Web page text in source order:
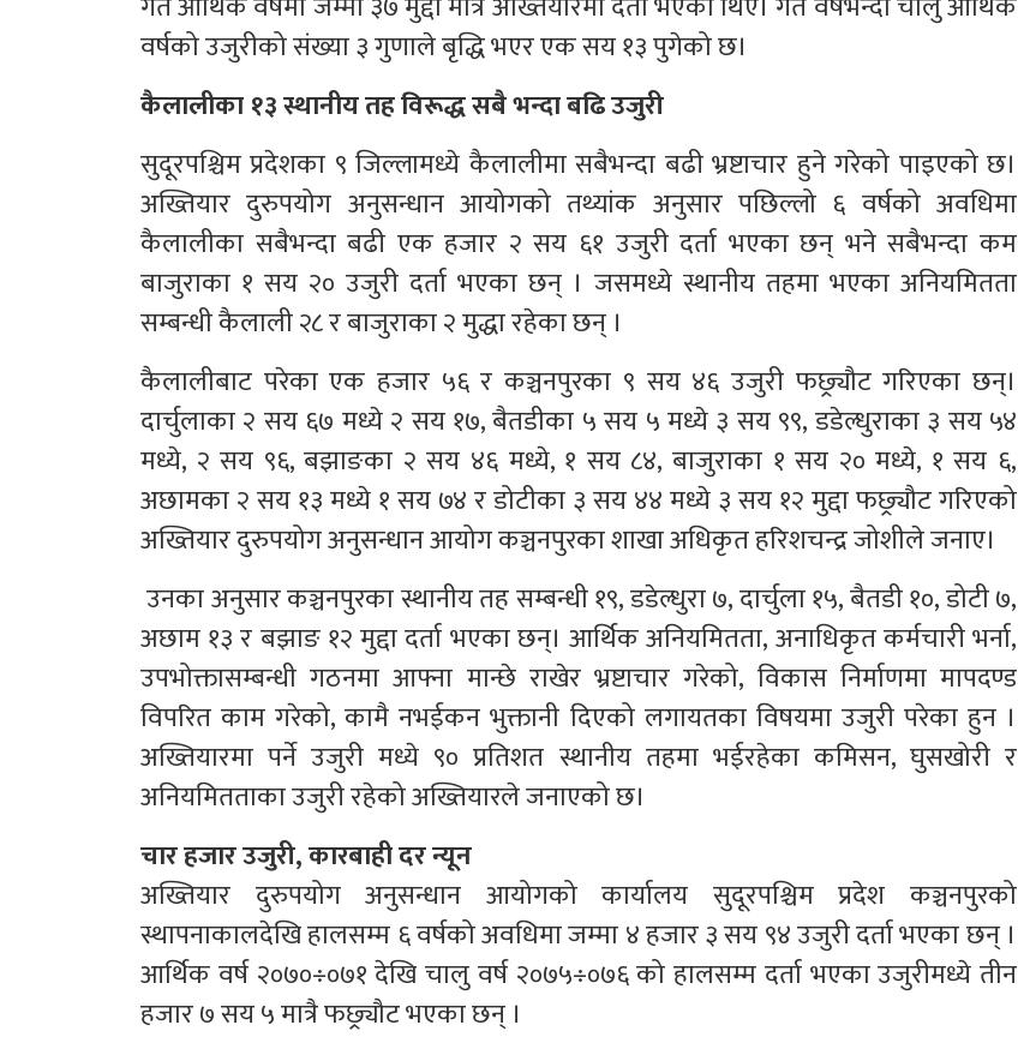
वर्षको उजुरीको संख्या ३ गुणाले बृद्धि भएर एक सय १३ पुगेको छ।
कैलालीका १३ स्थानीय तह विरूद्ध सबै भन्दा बढि उजुरी
सुदूरपश्चिम प्रदेशका ९ जिल्लामध्ये कैलालीमा सबैभन्दा बढी भ्रष्टाचार हुने गरेको पाइएको छ।
अख्तियार दुरुपयोग अनुसन्धान आयोगको तथ्यांक अनुसार पछिल्लो ६ वर्षको अवधिमा
कैलालीका सबैभन्दा बढी एक हजार २ सय ६१ उजुरी दर्ता भएका छन् भने सबैभन्दा कम
बाजुराका १ सय २० उजुरी दर्ता भएका छन् । जसमध्ये स्थानीय तहमा भएका अनियमितता
सम्बन्धी कैलाली २८ र बाजुराका २ मुद्धा रहेका छन् ।
कैलालीबाट परेका एक हजार ५६ र कञ्चनपुरका ९ सय ४६ उजुरी फछ्र्यौट गरिएका छन्।
दार्चुलाका २ सय ६७ मध्ये २ सय १७, बैतडीका ५ सय ५ मध्ये ३ सय ९९, डडेल्धुराका ३ सय ५४
मध्ये, २ सय ९६, बझाङका २ सय ४६ मध्ये, १ सय ८४, बाजुराका १ सय २० मध्ये, १ सय ६,
अछामका २ सय १३ मध्ये १ सय ७४ र डोटीका ३ सय ४४ मध्ये ३ सय १२ मुद्दा फछ्र्यौट गरिएको
अख्तियार दुरुपयोग अनुसन्धान आयोग कञ्चनपुरका शाखा अधिकृत हरिशचन्द्र जोशीले जनाए।
उनका अनुसार कञ्चनपुरका स्थानीय तह सम्बन्धी १९, डडेल्धुरा ७, दार्चुला १५, बैतडी १०, डोटी ७,
अछाम १३ र बझाङ १२ मुद्दा दर्ता भएका छन्। आर्थिक अनियमितता, अनाधिकृत कर्मचारी भर्ना,
उपभोक्तासम्बन्धी गठनमा आफ्ना मान्छे राखेर भ्रष्टाचार गरेको, विकास निर्माणमा मापदण्ड
विपरित काम गरेको, कामै नभईकन भुक्तानी दिएको लगायतका विषयमा उजुरी परेका हुन ।
अख्तियारमा पर्ने उजुरी मध्ये ९० प्रतिशत स्थानीय तहमा भईरहेका कमिसन, घुसखोरी र
अनियमितताका उजुरी रहेको अख्तियारले जनाएको छ।
चार हजार उजुरी, कारबाही दर न्यून
अख्तियार दुरुपयोग अनुसन्धान आयोगको कार्यालय सुदूरपश्चिम प्रदेश कञ्चनपुरको
स्थापनाकालदेखि हालसम्म ६ वर्षको अवधिमा जम्मा ४ हजार ३ सय ९४ उजुरी दर्ता भएका छन् ।
आर्थिक वर्ष २०७०÷०७१ देखि चालु वर्ष २०७५÷०७६ को हालसम्म दर्ता भएका उजुरीमध्ये तीन
हजार ७ सय ५ मात्रै फछ्र्यौट भएका छन् ।